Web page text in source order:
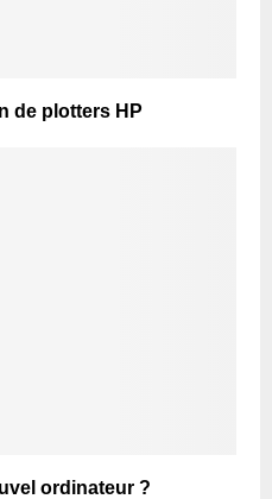
de plotters HP
ordinateur ?